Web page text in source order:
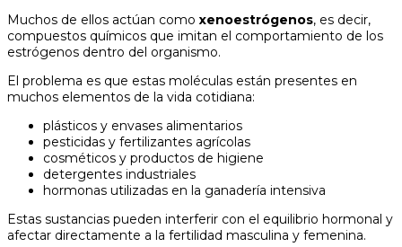
Muchos de ellos actúan como xenoestrógenos, es decir,
compuestos químicos que imitan el comportamiento de los
estrógenos dentro del organismo.
El problema es que estas moléculas están presentes en
muchos elementos de la vida cotidiana:
plásticos y envases alimentarios
pesticidas y fertilizantes agrícolas
cosméticos y productos de higiene
detergentes industriales
hormonas utilizadas en la ganadería intensiva
Estas sustancias pueden interferir con el equilibrio hormonal y
afectar directamente a la fertilidad masculina y femenina.